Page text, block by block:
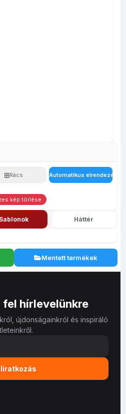
Rács Automatikus elrendezés
kép törlése
Sablonok Háttér
Mentett termékek
fel hírlevelünkre
újdonságainkról és inspiráló